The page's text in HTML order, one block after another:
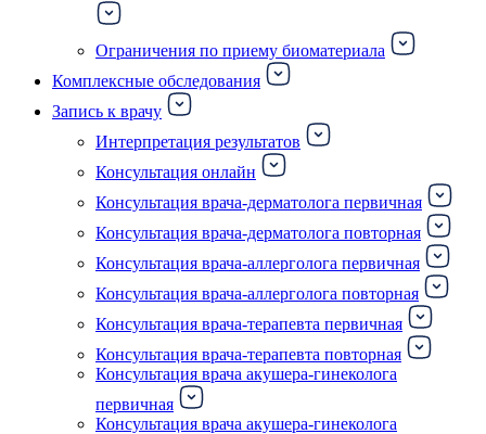
Ограничения по приему биоматериала
Комплексные обследования
Запись к врачу
Интерпретация результатов
Консультация онлайн
Консультация врача-дерматолога первичная
Консультация врача-дерматолога повторная
Консультация врача-аллерголога первичная
Консультация врача-аллерголога повторная
Консультация врача-терапевта первичная
Консультация врача-терапевта повторная
Консультация врача акушера-гинеколога
первичная
Консультация врача акушера-гинеколога